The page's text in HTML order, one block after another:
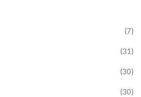
(7)
(31)
(30)
(30)